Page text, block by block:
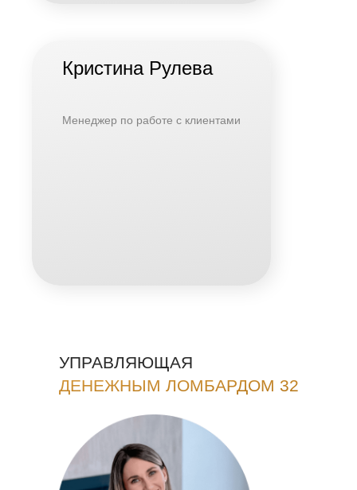
Кристина Рулева
Менеджер по работе с клиентами
ДЕНЕЖНЫМ ЛОМБАРДОМ 32
УПРАВЛЯЮЩАЯ